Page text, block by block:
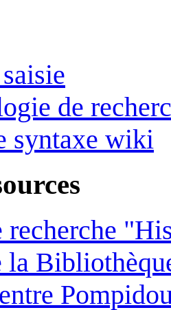
de
syntaxe wiki
recherche
la